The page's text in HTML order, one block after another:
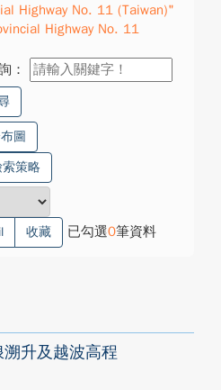
Highway No. 11 (Taiwan)"
Highway No. 11
：
圖
策略
收藏 已勾選0筆資料
升及越波高程